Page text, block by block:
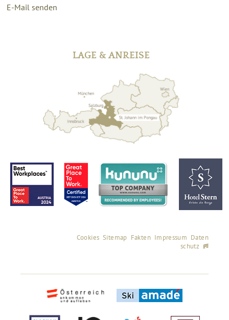
E-Mail senden
LAGE & ANREISE
Cookies Sitemap Fakten Impressum Daten
schutz